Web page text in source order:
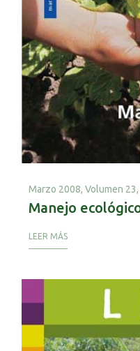
Marzo 2008, Volumen
Manejo
LEER MÁS